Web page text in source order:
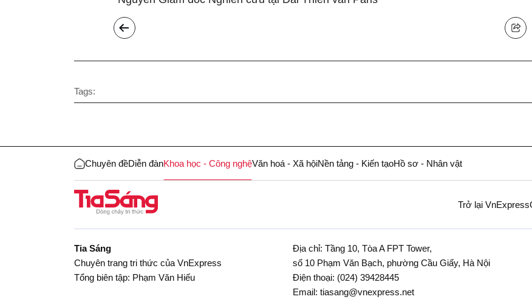
Tags:
Chuyên đềDiễn đànKhoa học - Công nghệVăn hoá - Xã hộiNền tảng - Kiến tạoHồ sơ - Nhân vật
Trở lại VnExpress
Tia Sáng
Chuyên trang tri thức của VnExpress
Tổng biên tập: Phạm Văn Hiếu
Địa chỉ: Tầng 10, Tòa A FPT Tower,
số 10 Phạm Văn Bạch, phường Cầu Giấy, Hà Nội
Điện thoại: (024) 39428445
Email: tiasang@vnexpress.net